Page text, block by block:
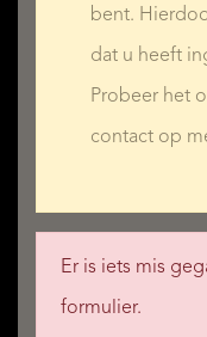
bent.
dat u heeft
Probeer het
contact op
Er is iets mis
formulier.